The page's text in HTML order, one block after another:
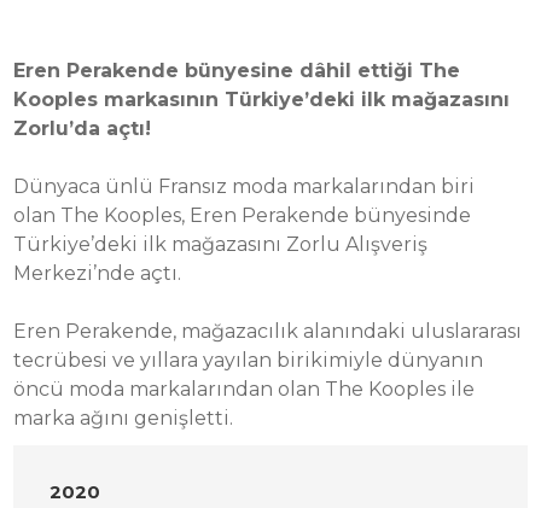
Eren Perakende bünyesine dâhil ettiği The
Kooples markasının Türkiye’deki ilk mağazasını
Zorlu’da açtı!
Dünyaca ünlü Fransız moda markalarından biri
olan The Kooples, Eren Perakende bünyesinde
Türkiye’deki ilk mağazasını Zorlu Alışveriş
Merkezi’nde açtı.
Eren Perakende, mağazacılık alanındaki uluslararası
tecrübesi ve yıllara yayılan birikimiyle dünyanın
öncü moda markalarından olan The Kooples ile
marka ağını genişletti.
2020